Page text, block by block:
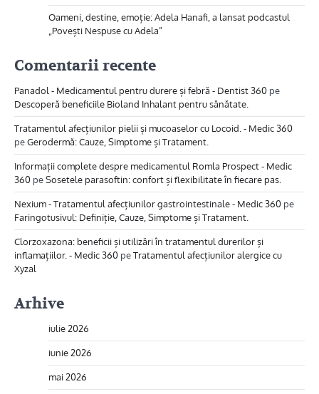
Oameni, destine, emoție: Adela Hanafi, a lansat podcastul
„Povești Nespuse cu Adela”
Comentarii recente
Panadol - Medicamentul pentru durere și febră - Dentist 360 pe
Descoperă beneficiile Bioland Inhalant pentru sănătate.
Tratamentul afecțiunilor pielii și mucoaselor cu Locoid. - Medic 360
peGerodermă: Cauze, Simptome și Tratament.
Informații complete despre medicamentul Romla Prospect - Medic
360 peSosetele parasoftin: confort și flexibilitate în fiecare pas.
Nexium - Tratamentul afecțiunilor gastrointestinale - Medic 360 pe
Faringotusivul: Definiție, Cauze, Simptome și Tratament.
Clorzoxazona: beneficii și utilizări în tratamentul durerilor și
inflamațiilor. - Medic 360 peTratamentul afecțiunilor alergice cu
Xyzal
Arhive
iulie 2026
iunie 2026
mai 2026